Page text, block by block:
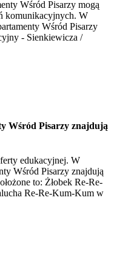
Wśród Pisarzy mogą
komunikacyjnych. W
Wśród Pisarzy
- Sienkiewicza /
Wśród Pisarzy znajdują
edukacyjnej. W
Wśród Pisarzy znajdują
to: Żłobek Re-Re-
Re-Re-Kum-Kum w